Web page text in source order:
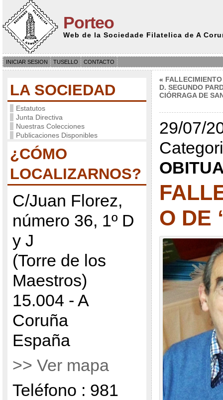
Porteo
Web de la Sociedade Filatelica de A
INICIAR SESION TUSELLO CONTACTO
LA SOCIEDAD
Estatutos
Junta Directiva
Nuestras Colecciones
Publicaciones Disponibles
¿CÓMO
LOCALIZARNOS?
C/Juan Florez,
número 36, 1º D
y J
(Torre de los
Maestros)
15.004 - A
Coruña
España
>> Ver mapa
Teléfono : 981
«
D. SEGUNDO
CIÓRRAGA DE
29/07/
O DE